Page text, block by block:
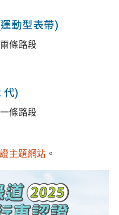
動型表帶)
條路段
代)
條路段
主題網站 。